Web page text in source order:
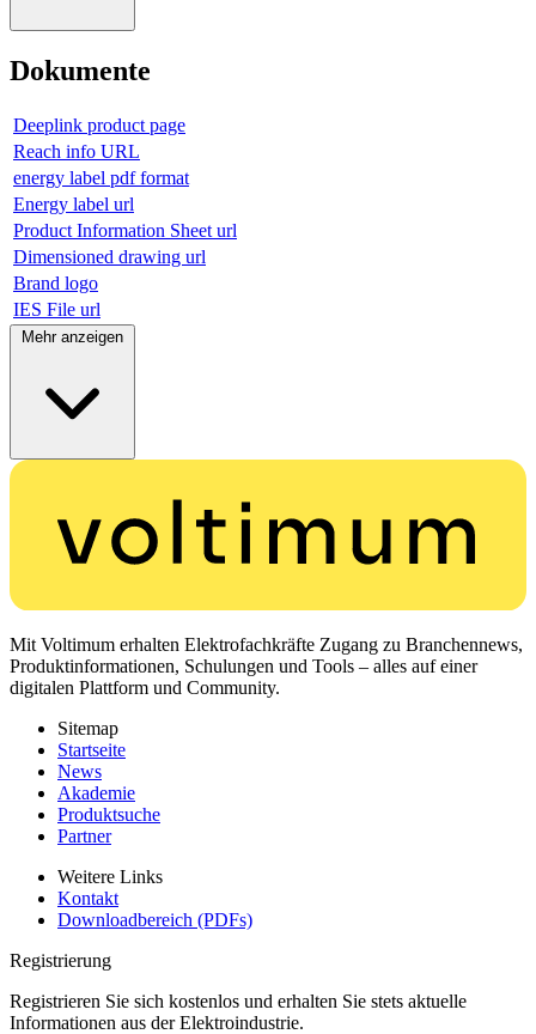
Dokumente
Deeplink product page
Reach info URL
energy label pdf format
Energy label url
Product Information Sheet url
Dimensioned drawing url
Brand logo
IES File url
Mehr anzeigen
Mit Voltimum erhalten Elektrofachkräfte Zugang zu Branchennews,
Produktinformationen, Schulungen und Tools – alles auf einer
digitalen Plattform und Community.
Sitemap
Startseite
News
Akademie
Produktsuche
Partner
Weitere Links
Kontakt
Downloadbereich (PDFs)
Registrierung
Registrieren Sie sich kostenlos und erhalten Sie stets aktuelle
Informationen aus der Elektroindustrie.